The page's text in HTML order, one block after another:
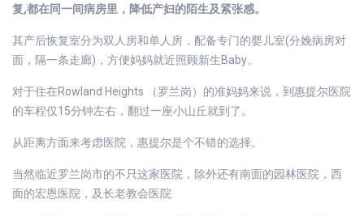
复,都在同一间病房里，降低产妇的陌生及紧张感。
其产后恢复室分为双人房和单人房，配备专门的婴儿室(分娩病房对
面，隔一条走廊)，方便妈妈就近照顾新生Baby。
对于住在Rowland Heights （罗兰岗）的准妈妈来说，到惠提尔医院
的车程仅15分钟左右，翻过一座小山丘就到了。
从距离方面来考虑医院，惠提尔是个不错的选择。
当然临近罗兰岗市的不只这家医院，除外还有南面的园林医院，西
面的宏恩医院，及长老教会医院